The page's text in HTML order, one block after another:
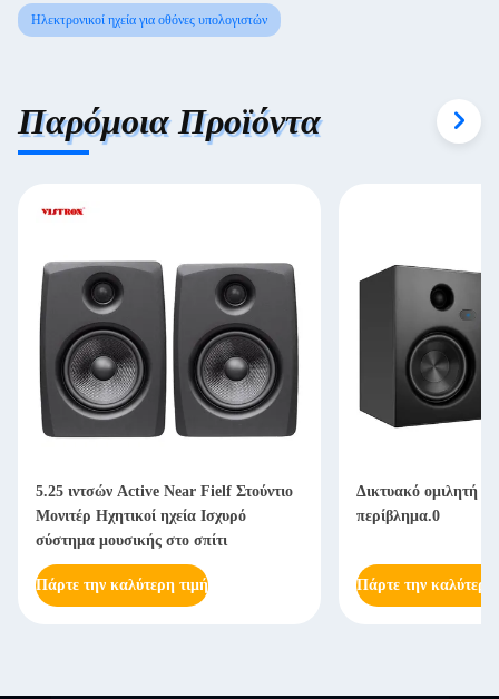
Ηλεκτρονικοί ηχεία για οθόνες υπολογιστών
Παρόμοια Προϊόντα
5.25 ιντσών Active Near Fielf Στούντιο
Μονιτέρ Ηχητικοί ηχεία Ισχυρό
σύστημα μουσικής στο σπίτι
Πάρτε την καλύτερη τιμή
Δικτυακό ομιλητή
περίβλημα.0
Πάρτε την καλύτερη